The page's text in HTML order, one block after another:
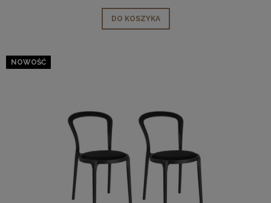
DO KOSZYKA
NOWOŚĆ